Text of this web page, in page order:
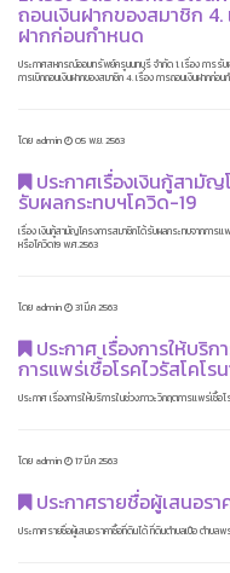
ถอนเงินฝากของสมาชิก 4.
ฝากก่อนกำหนด
ประกาศสหกรณ์ออมทรัพย์ครูนนทบุรี จำกัด 1. เรื่อง การรับฝ
การเบิกถอนเงินฝากของสมาชิก 4. เรื่อง การถอนเงินฝากก่อน
โดย admin 05 พ.ย. 2563
ประกาศเรื่องเงินกู้สามั
รับผลกระทบฯโควิด-19
เรื่อง เงินกู้สามัญโครงการสมาชิกได้รับผลกระทบจากการ
หรือโควิด19 พ.ศ.2563
โดย admin 31 มี.ค 2563
ประกาศ เรื่องการให้บริก
การแพร่เชื้อโรคไวรัสโคโร
ประกาศ เรื่องการให้บริการในช่วงภาวะวิกฤตการแพร่เชื้อโ
โดย admin 17 มี.ค 2563
ประกาศรายชื่อผู้เสนอร
ประกาศรายชื่อผู้เสนอราคาซื้อที่ดินได้ ที่ดินตำบลเปือ ตำบลพ